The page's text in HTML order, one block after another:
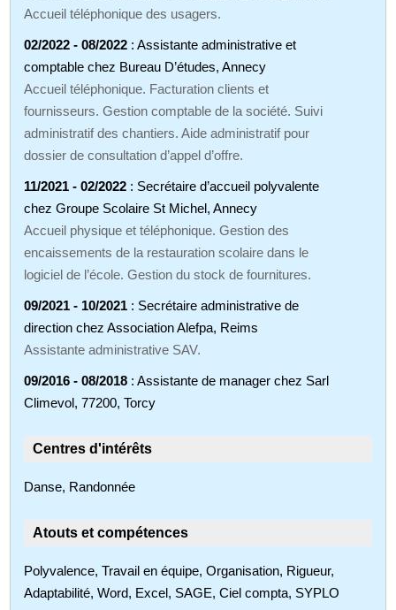
Accueil téléphonique des usagers.
02/2022 - 08/2022 : Assistante administrative et
comptable chez Bureau D’études, Annecy
Accueil téléphonique. Facturation clients et
fournisseurs. Gestion comptable de la société. Suivi
administratif des chantiers. Aide administratif pour
dossier de consultation d’appel d’offre.
11/2021 - 02/2022 : Secrétaire d’accueil polyvalente
chez Groupe Scolaire St Michel, Annecy
Accueil physique et téléphonique. Gestion des
encaissements de la restauration scolaire dans le
logiciel de l’école. Gestion du stock de fournitures.
09/2021 - 10/2021 : Secrétaire administrative de
direction chez Association Alefpa, Reims
Assistante administrative SAV.
09/2016 - 08/2018 : Assistante de manager chez Sarl
Climevol, 77200, Torcy
Centres d'intérêts
Danse, Randonnée
Atouts et compétences
Polyvalence, Travail en équipe, Organisation, Rigueur,
Adaptabilité, Word, Excel, SAGE, Ciel compta, SYPLO